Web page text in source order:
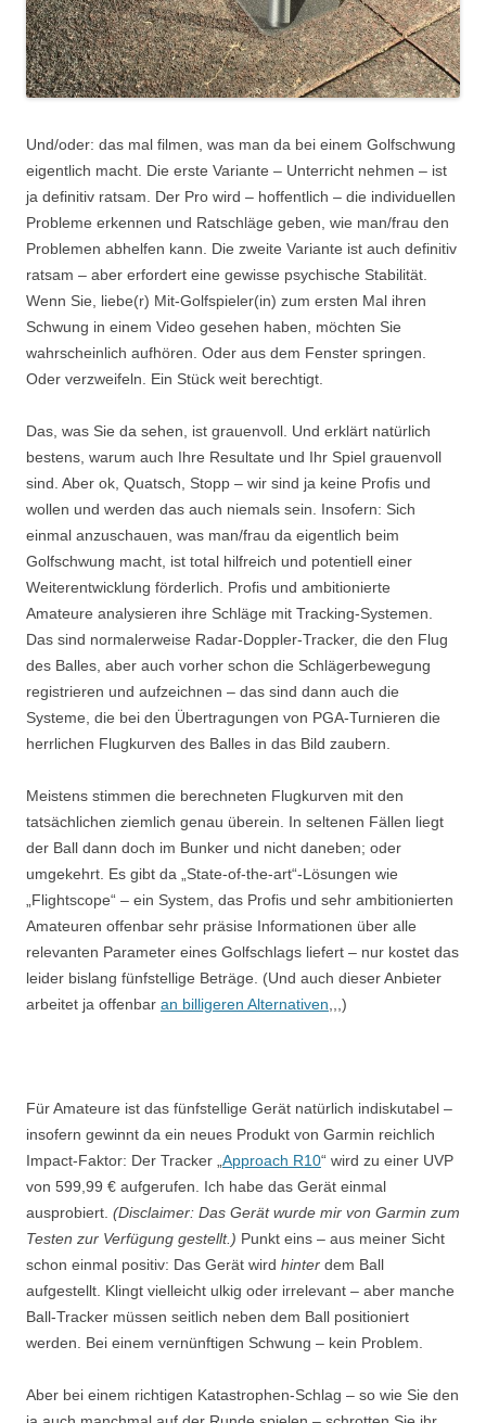
Und/oder: das mal filmen, was man da bei einem Golfschwung
eigentlich macht. Die erste Variante – Unterricht nehmen – ist
ja definitiv ratsam. Der Pro wird – hoffentlich – die individuellen
Probleme erkennen und Ratschläge geben, wie man/frau den
Problemen abhelfen kann. Die zweite Variante ist auch definitiv
ratsam – aber erfordert eine gewisse psychische Stabilität.
Wenn Sie, liebe(r) Mit-Golfspieler(in) zum ersten Mal ihren
Schwung in einem Video gesehen haben, möchten Sie
wahrscheinlich aufhören. Oder aus dem Fenster springen.
Oder verzweifeln. Ein Stück weit berechtigt.
Das, was Sie da sehen, ist grauenvoll. Und erklärt natürlich
bestens, warum auch Ihre Resultate und Ihr Spiel grauenvoll
sind. Aber ok, Quatsch, Stopp – wir sind ja keine Profis und
wollen und werden das auch niemals sein. Insofern: Sich
einmal anzuschauen, was man/frau da eigentlich beim
Golfschwung macht, ist total hilfreich und potentiell einer
Weiterentwicklung förderlich. Profis und ambitionierte
Amateure analysieren ihre Schläge mit Tracking-Systemen.
Das sind normalerweise Radar-Doppler-Tracker, die den Flug
des Balles, aber auch vorher schon die Schlägerbewegung
registrieren und aufzeichnen – das sind dann auch die
Systeme, die bei den Übertragungen von PGA-Turnieren die
herrlichen Flugkurven des Balles in das Bild zaubern.
Meistens stimmen die berechneten Flugkurven mit den
tatsächlichen ziemlich genau überein. In seltenen Fällen liegt
der Ball dann doch im Bunker und nicht daneben; oder
umgekehrt. Es gibt da „State-of-the-art“-Lösungen wie
„Flightscope“ – ein System, das Profis und sehr ambitionierten
Amateuren offenbar sehr präsise Informationen über alle
relevanten Parameter eines Golfschlags liefert – nur kostet das
leider bislang fünfstellige Beträge. (Und auch dieser Anbieter
arbeitet ja offenbar an billigeren Alternativen ,,,)
Für Amateure ist das fünfstellige Gerät natürlich indiskutabel –
insofern gewinnt da ein neues Produkt von Garmin reichlich
Impact-Faktor: Der Tracker „ Approach R10“ wird zu einer UVP
von 599,99 € aufgerufen. Ich habe das Gerät einmal
ausprobiert. (Disclaimer: Das Gerät wurde mir von Garmin zum
Testen zur Verfügung gestellt.) Punkt eins – aus meiner Sicht
schon einmal positiv: Das Gerät wird hinter dem Ball
aufgestellt. Klingt vielleicht ulkig oder irrelevant – aber manche
Ball-Tracker müssen seitlich neben dem Ball positioniert
werden. Bei einem vernünftigen Schwung – kein Problem.
Aber bei einem richtigen Katastrophen-Schlag – so wie Sie den